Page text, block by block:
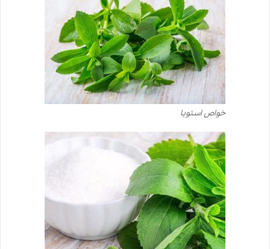
خواص استویا